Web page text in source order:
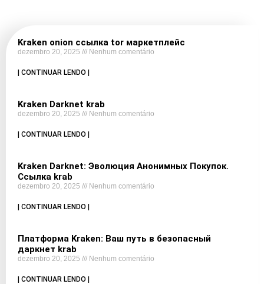
Kraken onion ссылка tor маркетплейс
dezembro 20, 2025 Nenhum comentário
| CONTINUAR LENDO |
Kraken Darknet krab
dezembro 20, 2025 Nenhum comentário
| CONTINUAR LENDO |
Kraken Darknet: Эволюция Анонимных Покупок.
Ссылка krab
dezembro 20, 2025 Nenhum comentário
| CONTINUAR LENDO |
Платформа Kraken: Ваш путь в безопасный
даркнет krab
dezembro 20, 2025 Nenhum comentário
| CONTINUAR LENDO |